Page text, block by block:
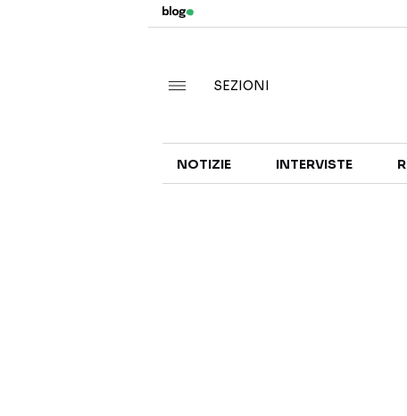
SEZIONI
NOTIZIE INTERVISTE